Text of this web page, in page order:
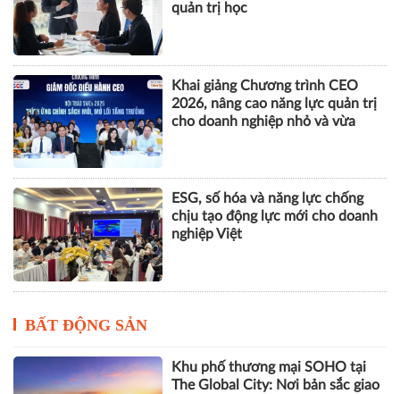
quản trị học
Khai giảng Chương trình CEO
2026, nâng cao năng lực quản trị
cho doanh nghiệp nhỏ và vừa
ESG, số hóa và năng lực chống
chịu tạo động lực mới cho doanh
nghiệp Việt
BẤT ĐỘNG SẢN
Khu phố thương mại SOHO tại
The Global City: Nơi bản sắc giao